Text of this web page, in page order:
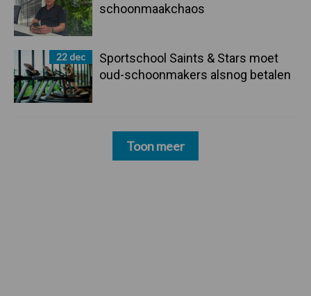
schoonmaakchaos
22 dec
Sportschool Saints & Stars moet
oud-schoonmakers alsnog betalen
Toon meer